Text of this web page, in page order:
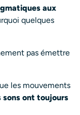
aux
quelques
pas émettre
les mouvements
sons ont toujours